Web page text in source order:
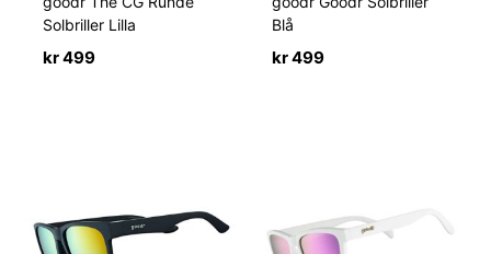
Solbriller Lilla
kr499
Blå
kr499